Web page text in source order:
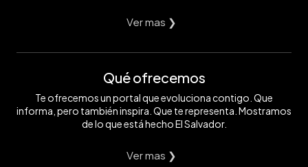
Ver mas ❯
Qué ofrecemos
Te ofrecemos un portal que evoluciona contigo. Que
informa, pero también inspira. Que te representa. Mostramos
de lo que está hecho El Salvador.
Ver mas ❯